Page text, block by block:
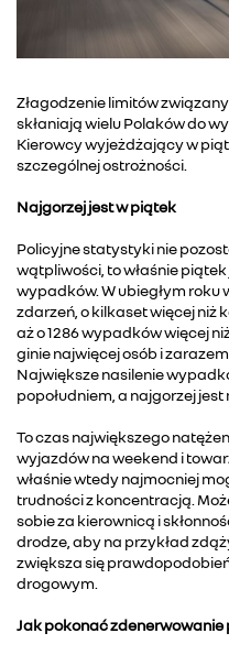
Złagodzenie limitów
skłaniają wielu Polaków do
Kierowcy wyjeżdżający w
szczególnej ostrożności.
Najgorzej jest w piątek
Policyjne statystyki nie
wątpliwości, to właśnie
wypadków. W ubiegłym
zdarzeń, o kilkaset więcej niż
aż o 1286 wypadków więcej
ginie najwięcej osób i
Największe nasilenie
popołudniem, a najgorzej jest
To czas największego
wyjazdów na weekend i
właśnie wtedy najmocniej
trudności z koncentracją.
sobie za kierownicą i
drodze, aby na przykład
zwiększa się
drogowym.
Jak pokonać zdenerwowanie